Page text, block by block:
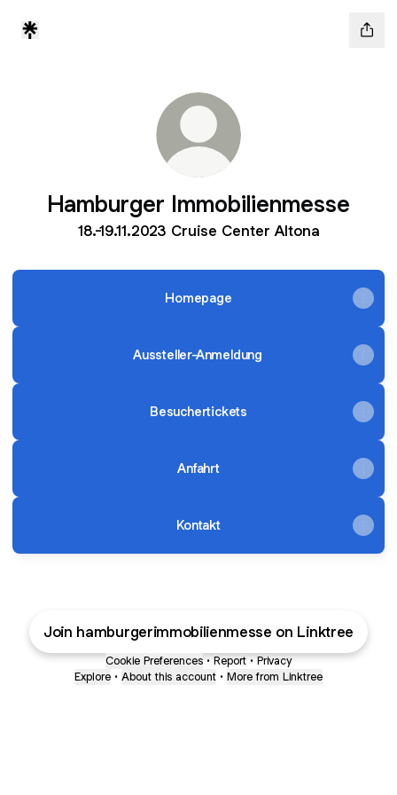
Hamburger Immobilienmesse
18.-19.11.2023 Cruise Center Altona
Homepage
Aussteller-Anmeldung
Besuchertickets
Anfahrt
Kontakt
Join hamburgerimmobilienmesse on Linktree
Cookie Preferences • Report • Privacy
Explore • About this account • More from Linktree